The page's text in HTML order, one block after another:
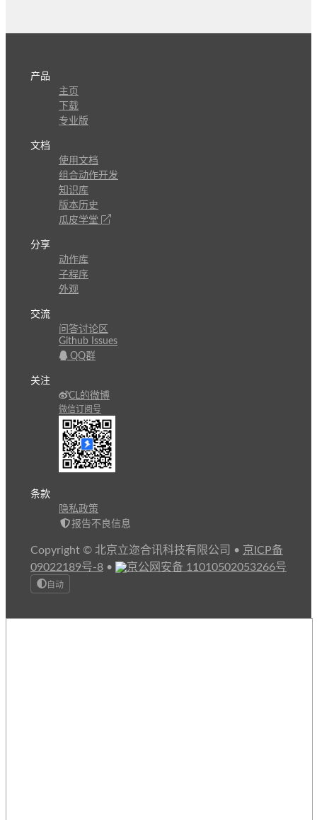
产品
主页
下载
专业版
文档
使用文档
组合动作开发
知识库
版本历史
瓜皮学堂
分享
动作库
子程序
外观
交流
问答讨论区
Github Issues
QQ群
关注
CL的微博
微信订阅号
条款
隐私政策
报告不良信息
Copyright © 北京立迩合讯科技有限公司 • 京ICP备
09022189号-8 • 京公网安备 11010502053266号
自动